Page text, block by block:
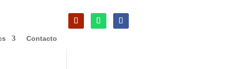
Contacto